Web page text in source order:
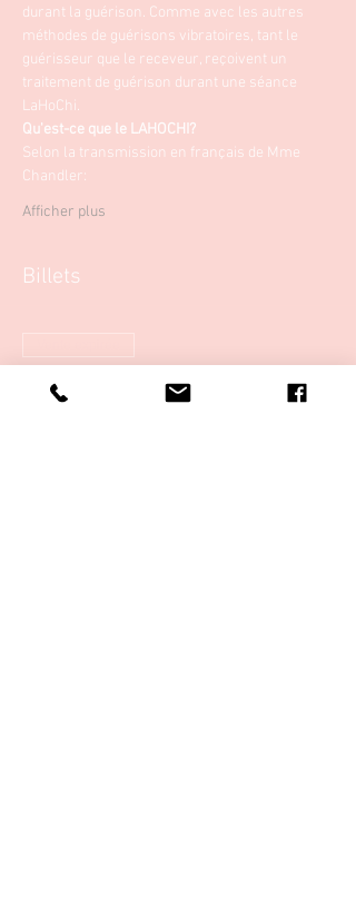
durant la guérison. Comme avec les autres
méthodes de guérisons vibratoires, tant le
guérisseur que le receveur, reçoivent un
traitement de guérison durant une séance
LaHoChi.
Qu'est-ce que le LAHOCHI?
Selon la transmission en français de Mme
Chandler:
Afficher plus
Billets
Type de billet
Formation LaHoChi